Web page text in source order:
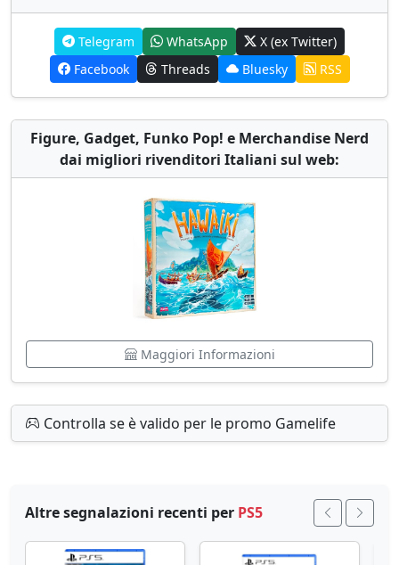
Telegram WhatsApp
X (ex Twitter)
Facebook
Threads Bluesky RSS
Figure, Gadget, Funko Pop! e Merchandise Nerd
dai migliori rivenditori Italiani sul web:
Maggiori Informazioni
Controlla se è valido per le promo Gamelife
Altre segnalazioni recenti per PS5